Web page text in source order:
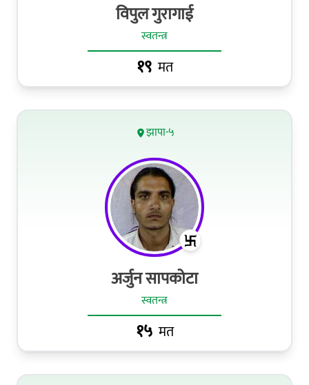
विपुल गुरागाई
स्वतन्त्र
१९ मत
झापा-५
अर्जुन सापकोटा
स्वतन्त्र
१५ मत